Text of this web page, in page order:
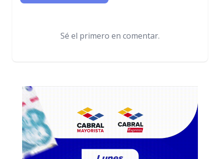
Sé el primero en comentar.